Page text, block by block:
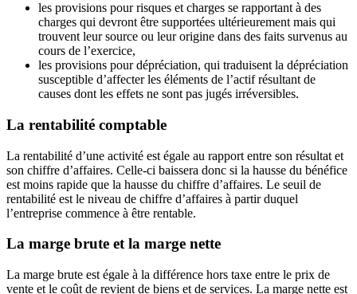
les provisions pour risques et charges se rapportant à des
charges qui devront être supportées ultérieurement mais qui
trouvent leur source ou leur origine dans des faits survenus au
cours de l’exercice,
les provisions pour dépréciation, qui traduisent la dépréciation
susceptible d’affecter les éléments de l’actif résultant de
causes dont les effets ne sont pas jugés irréversibles.
La rentabilité comptable
La rentabilité d’une activité est égale au rapport entre son résultat et
son chiffre d’affaires. Celle-ci baissera donc si la hausse du bénéfice
est moins rapide que la hausse du chiffre d’affaires. Le seuil de
rentabilité est le niveau de chiffre d’affaires à partir duquel
l’entreprise commence à être rentable.
La marge brute et la marge nette
La marge brute est égale à la différence hors taxe entre le prix de
vente et le coût de revient de biens et de services. La marge nette est